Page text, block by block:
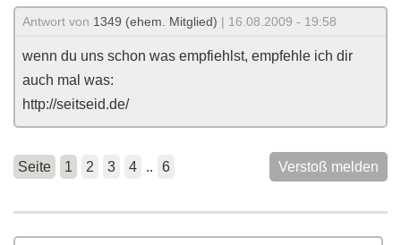
Antwort von 1349 (ehem. Mitglied) | 16.08.2009 - 19:58
wenn du uns schon was empfiehlst, empfehle ich dir
auch mal was:
http://seitseid.de/
Seite 1 2 3 4 .. 6 Verstoß melden